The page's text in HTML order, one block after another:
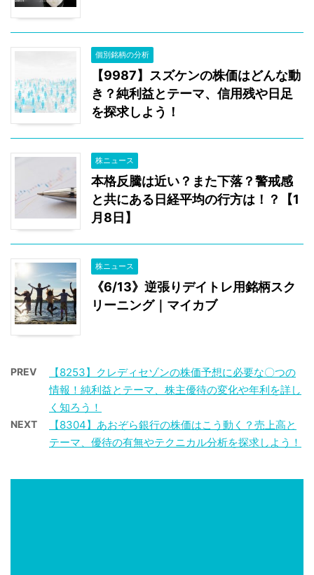
個別銘柄の分析
【9987】スズケンの株価はどんな動
き？純利益とテーマ、信用残や日足
を探求しよう！
株ニュース
本格反騰は近い？また下落？警戒感
と共にある日経平均の行方は！？【1
月8日】
株ニュース
《6/13》逆張りデイトレ用銘柄スク
リーニング｜マイカブ
PREV
【8253】クレディセゾンの株価予想に必要な〇つの
情報！純利益とテーマ、株主優待の変化や年利を詳し
く知ろう！
NEXT
【8304】あおぞら銀行の株価はこう動く？売上高と
テーマ、優待の有無やテクニカル分析を探求しよう！